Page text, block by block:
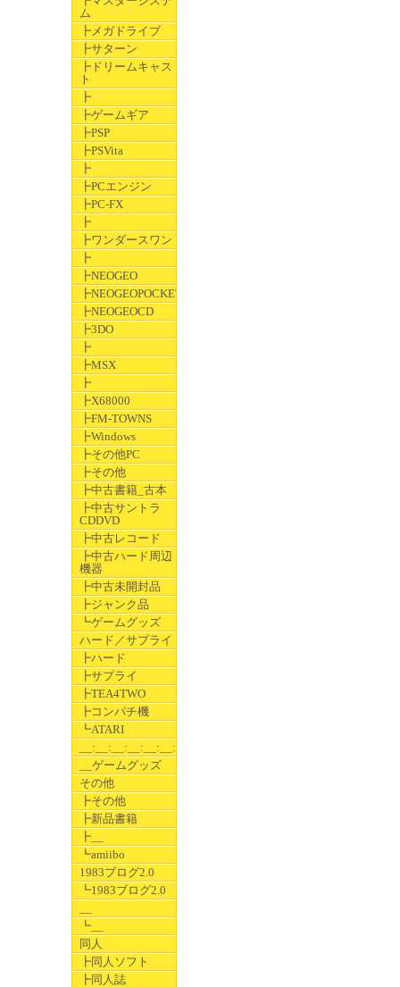
ム
┣メガドライブ
┣サターン
┣ドリームキャス
ト
┣
┣ゲームギア
┣PSP
┣PSVita
┣
┣PCエンジン
┣PC-FX
┣
┣ワンダースワン
┣
┣NEOGEO
┣NEOGEOPOCKET
┣NEOGEOCD
┣3DO
┣
┣MSX
┣
┣X68000
┣FM-TOWNS
┣Windows
┣その他PC
┣その他
┣中古書籍_古本
┣中古サントラ
CDDVD
┣中古レコード
┣中古ハード周辺
機器
┣中古未開封品
┣ジャンク品
┗ゲームグッズ
ハード／サプライ
┣ハード
┣サプライ
┣TEA4TWO
┣コンパチ機
┗ATARI
__:__:__:__:__:__:__
__ゲームグッズ
その他
┣その他
┣新品書籍
┣__
┗amiibo
1983ブログ2.0
┗1983ブログ2.0
┗__
同人
┣同人ソフト
┣同人誌